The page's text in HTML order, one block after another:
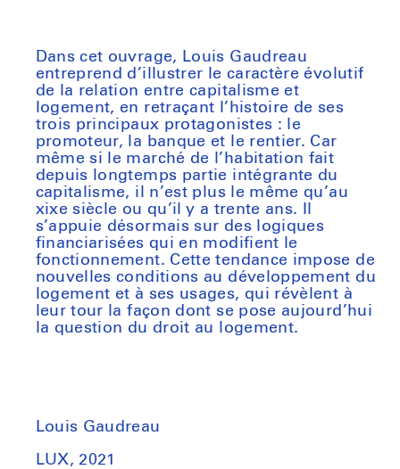
Dans cet ouvrage, Louis Gaudreau
entreprend d’illustrer le caractère évolutif
de la relation entre capitalisme et
logement, en retraçant l’histoire de ses
trois principaux protagonistes : le
promoteur, la banque et le rentier. Car
même si le marché de l’habitation fait
depuis longtemps partie intégrante du
capitalisme, il n’est plus le même qu’au
xixe siècle ou qu’il y a trente ans. Il
s’appuie désormais sur des logiques
financiarisées qui en modifient le
fonctionnement. Cette tendance impose de
nouvelles conditions au développement du
logement et à ses usages, qui révèlent à
leur tour la façon dont se pose aujourd’hui
la question du droit au logement.
Louis Gaudreau
LUX, 2021